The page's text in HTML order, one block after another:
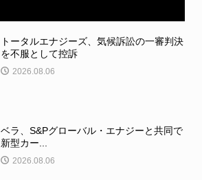
トータルエナジーズ、気候訴訟の一審判決
を不服として控訴
2026.08.06
ベラ、S&Pグローバル・エナジーと共同で
新型カー...
2026.08.06